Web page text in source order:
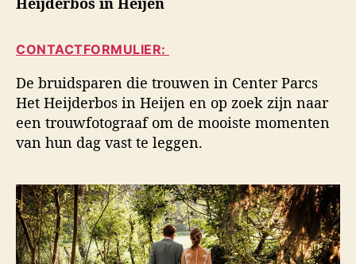
i
f
o
t
o
g
r
i
e
t
u
r
m
CONTACTFORMULIER:
De bruidsparen die trouwen in Center Parcs
Het Heijderbos in Heijen en op zoek zijn naar
een trouwfotograaf om de mooiste momenten
van hun dag vast te leggen.